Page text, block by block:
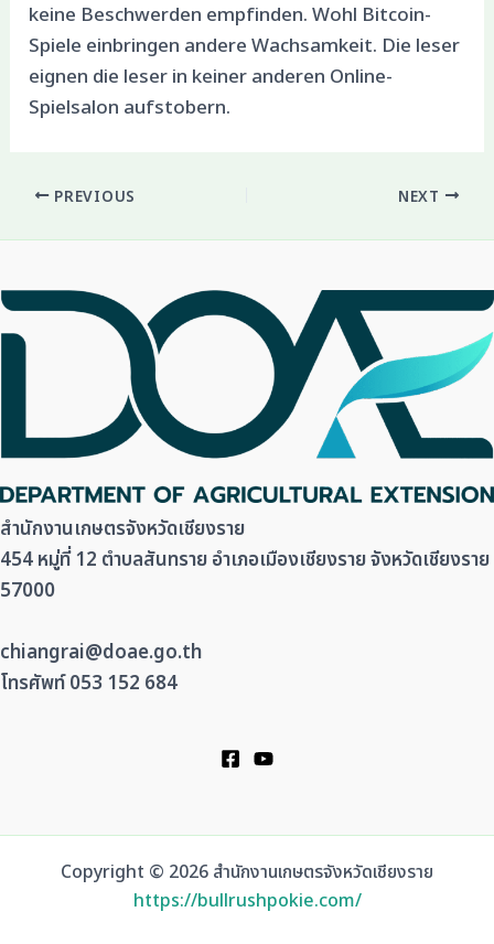
keine Beschwerden empfinden. Wohl Bitcoin-
Spiele einbringen andere Wachsamkeit. Die leser
eignen die leser in keiner anderen Online-
Spielsalon aufstobern.
PREVIOUS NEXT
สำนักงานเกษตรจังหวัดเชียงราย
454 หมู่ที่ 12 ตำบลสันทราย อำเภอเมืองเชียงราย จังหวัดเชียงราย
57000
chiangrai@doae.go.th
โทรศัพท์ 053 152 684
Copyright © 2026 สำนักงานเกษตรจังหวัดเชียงราย
https://bullrushpokie.com/